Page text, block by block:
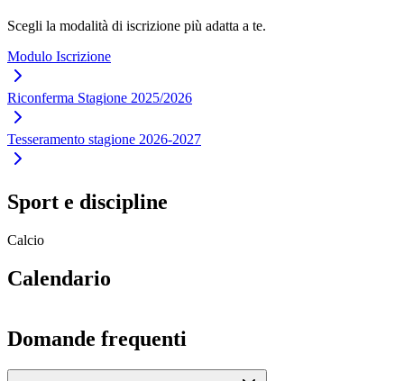
Scegli la modalità di iscrizione più adatta a te.
Modulo Iscrizione
Riconferma Stagione 2025/2026
Tesseramento stagione 2026-2027
Sport e discipline
Calcio
Calendario
Domande frequenti